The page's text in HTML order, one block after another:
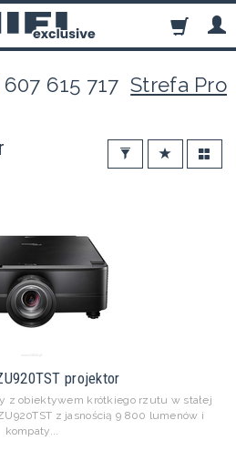
607 615 717Strefa Pro
projektor
z obiektywem krótkiego rzutu w stałej
z jasnością 9 800 lumenów i
kompaty...